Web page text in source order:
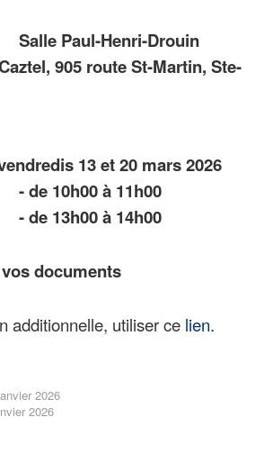
Henri-Drouin
905 route St-Martin, Ste-
13 et 20 mars 2026
à 11h00
à 14h00
documents
additionnelle, utiliser ce lien.
2026
2026